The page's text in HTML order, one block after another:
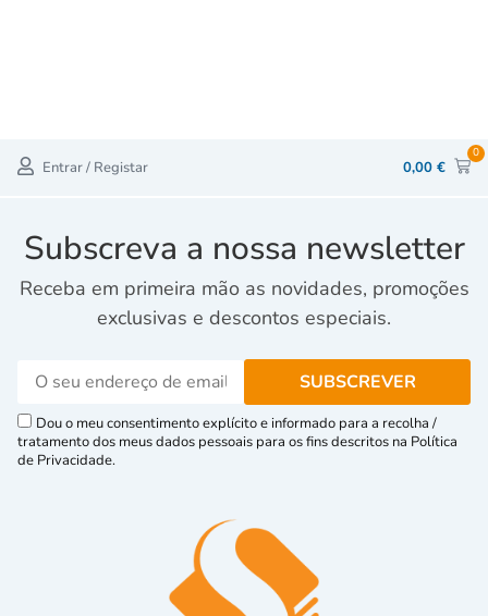
Entrar / Registar 0,00 €
0
Subscreva a nossa newsletter
Receba em primeira mão as novidades, promoções
exclusivas e descontos especiais.
Dou o meu consentimento explícito e informado para a recolha /
tratamento dos meus dados pessoais para os fins descritos na Política
de Privacidade.